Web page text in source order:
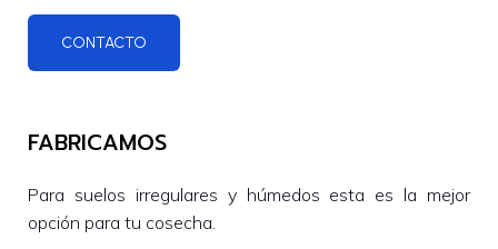
CONTACTO
FABRICAMOS
Para suelos irregulares y húmedos esta es la mejor
opción para tu cosecha.